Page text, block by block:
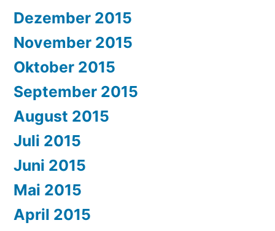
Dezember 2015
November 2015
Oktober 2015
September 2015
August 2015
Juli 2015
Juni 2015
Mai 2015
April 2015